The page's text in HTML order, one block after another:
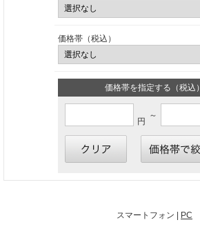
価格帯（税込）
価格帯を指定する（税込）
円
～
スマートフォン |
PC